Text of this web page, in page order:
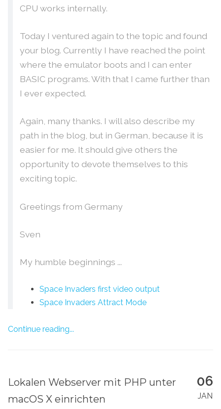
CPU works internally.
Today I ventured again to the topic and found
your blog. Currently I have reached the point
where the emulator boots and I can enter
BASIC programs. With that I came further than
I ever expected.
Again, many thanks. I will also describe my
path in the blog, but in German, because it is
easier for me. It should give others the
opportunity to devote themselves to this
exciting topic.
Greetings from Germany
Sven
My humble beginnings ...
Space Invaders first video output
Space Invaders Attract Mode
Continue reading...
06
JAN
Lokalen Webserver mit PHP unter
macOS X einrichten